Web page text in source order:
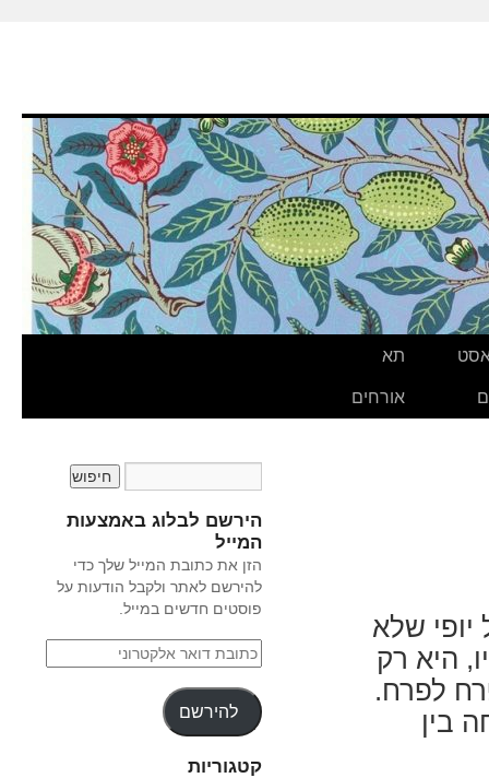
תא
אורחים
שלא
היא רק
לפרח.
בין
הירשם לבלוג באמצעות
המייל
הזן את כתובת המייל שלך כדי
להירשם לאתר ולקבל הודעות על
פוסטים חדשים במייל.
להירשם
קטגוריות